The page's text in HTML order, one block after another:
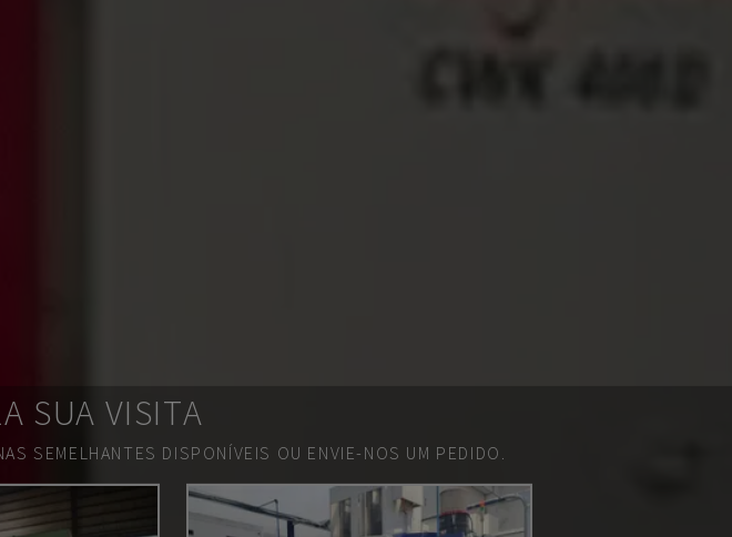
SUA VISITA
SEMELHANTES DISPONÍVEIS OU ENVIE-NOS UM PEDIDO.